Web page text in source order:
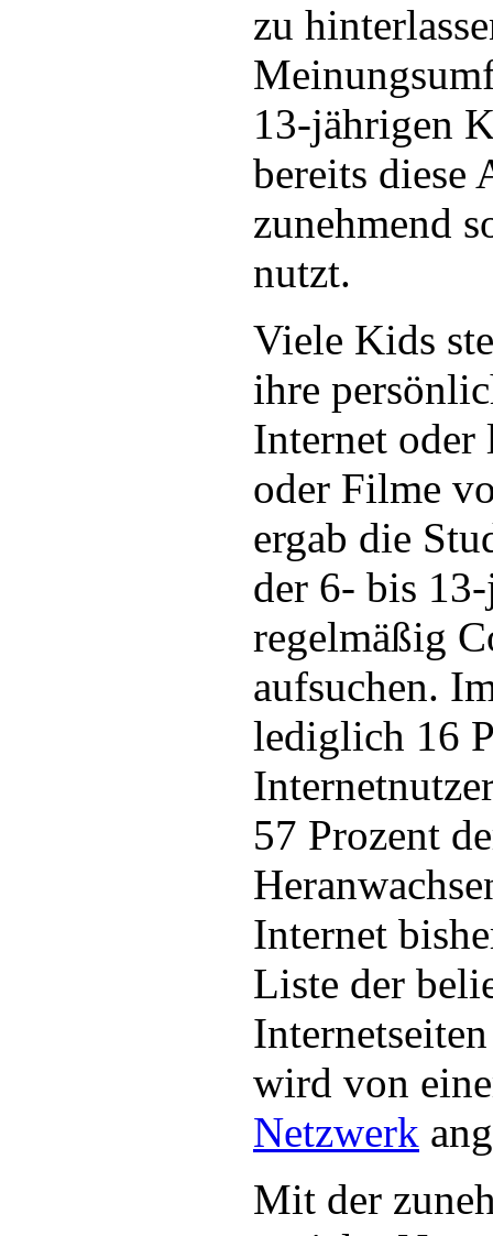
zu
13-jährigen
bereits diese
zunehmend
nutzt.
Viele Kids
ihre
Internet
oder Filme
ergab die
der 6- bis
regelmäßig
aufsuchen.
lediglich 16
57 Prozent
Internet
Liste der
wird von
Netzwerk
Mit der